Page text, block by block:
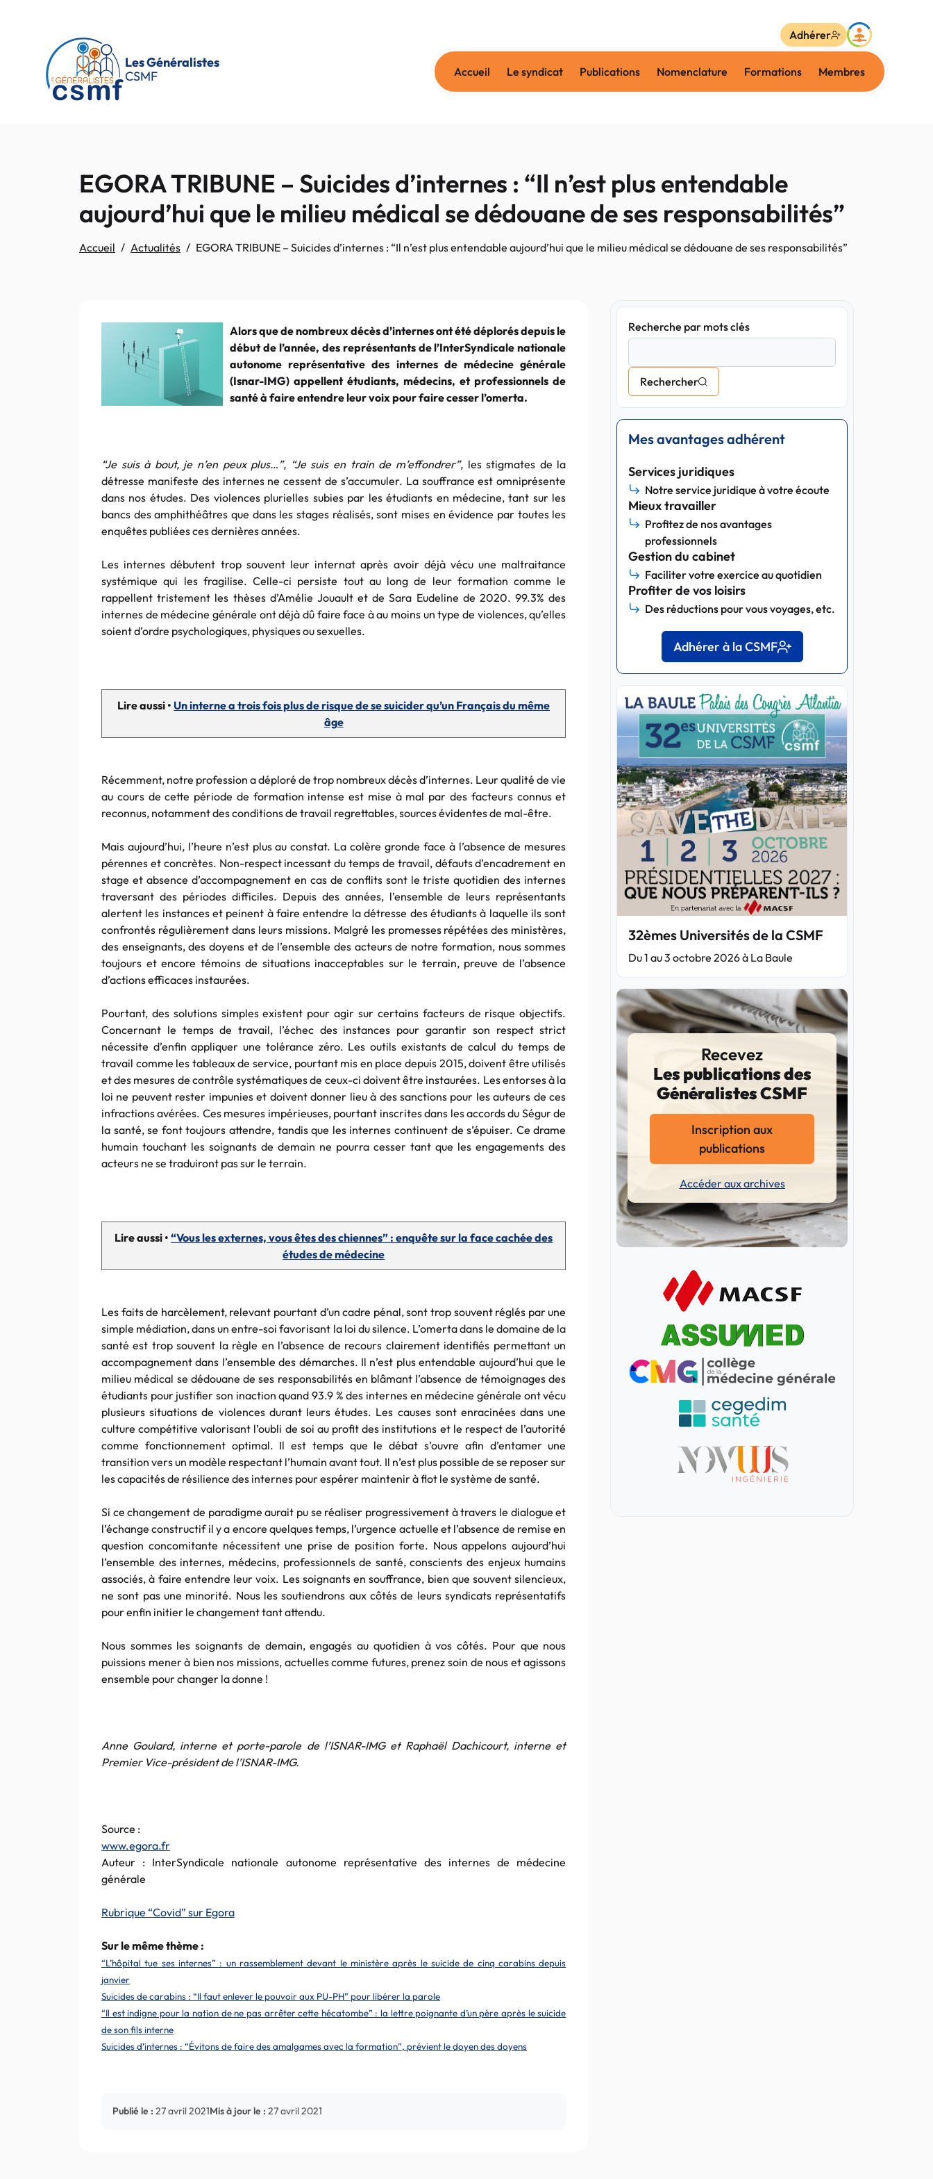
Les Généralistes
CSMF
Accueil Le syndicat Publications Nomenclature Formations Membres
Adhérer
EGORA TRIBUNE – Suicides d’internes : “Il n’est plus entendable
aujourd’hui que le milieu médical se dédouane de ses responsabilités”
Accueil Actualités EGORA TRIBUNE – Suicides d’internes : “Il n’est plus entendable aujourd’hui que le milieu médical se dédouane de ses responsabilités”
Alors que de nombreux décès d’internes ont été déplorés depuis le
début de l’année, des représentants de l’InterSyndicale nationale
autonome représentative des internes de médecine générale
(Isnar-IMG) appellent étudiants, médecins, et professionnels de
santé à faire entendre leur voix pour faire cesser l’omerta.
“Je suis à bout, je n’en peux plus…”, “Je suis en train de m’effondrer”, les stigmates de la
détresse manifeste des internes ne cessent de s’accumuler. La souffrance est omniprésente
dans nos études. Des violences plurielles subies par les étudiants en médecine, tant sur les
bancs des amphithéâtres que dans les stages réalisés, sont mises en évidence par toutes les
enquêtes publiées ces dernières années.
Les internes débutent trop souvent leur internat après avoir déjà vécu une maltraitance
systémique qui les fragilise. Celle-ci persiste tout au long de leur formation comme le
rappellent tristement les thèses d’Amélie Jouault et de Sara Eudeline de 2020. 99.3% des
internes de médecine générale ont déjà dû faire face à au moins un type de violences, qu’elles
soient d’ordre psychologiques, physiques ou sexuelles.
Lire aussi • Un interne a trois fois plus de risque de se suicider qu’un Français du même
âge
Récemment, notre profession a déploré de trop nombreux décès d’internes. Leur qualité de vie
au cours de cette période de formation intense est mise à mal par des facteurs connus et
reconnus, notamment des conditions de travail regrettables, sources évidentes de mal-être.
Mais aujourd’hui, l’heure n’est plus au constat. La colère gronde face à l’absence de mesures
pérennes et concrètes. Non-respect incessant du temps de travail, défauts d’encadrement en
stage et absence d’accompagnement en cas de conflits sont le triste quotidien des internes
traversant des périodes difficiles. Depuis des années, l’ensemble de leurs représentants
alertent les instances et peinent à faire entendre la détresse des étudiants à laquelle ils sont
confrontés régulièrement dans leurs missions. Malgré les promesses répétées des ministères,
des enseignants, des doyens et de l’ensemble des acteurs de notre formation, nous sommes
toujours et encore témoins de situations inacceptables sur le terrain, preuve de l’absence
d’actions efficaces instaurées.
Pourtant, des solutions simples existent pour agir sur certains facteurs de risque objectifs.
Concernant le temps de travail, l’échec des instances pour garantir son respect strict
nécessite d’enfin appliquer une tolérance zéro. Les outils existants de calcul du temps de
travail comme les tableaux de service, pourtant mis en place depuis 2015, doivent être utilisés
et des mesures de contrôle systématiques de ceux-ci doivent être instaurées. Les entorses à la
loi ne peuvent rester impunies et doivent donner lieu à des sanctions pour les auteurs de ces
infractions avérées. Ces mesures impérieuses, pourtant inscrites dans les accords du Ségur de
la santé, se font toujours attendre, tandis que les internes continuent de s’épuiser. Ce drame
humain touchant les soignants de demain ne pourra cesser tant que les engagements des
acteurs ne se traduiront pas sur le terrain.
Lire aussi •“Vous les externes, vous êtes des chiennes” : enquête sur la face cachée des
études de médecine
Les faits de harcèlement, relevant pourtant d’un cadre pénal, sont trop souvent réglés par une
simple médiation, dans un entre-soi favorisant la loi du silence. L’omerta dans le domaine de la
santé est trop souvent la règle en l’absence de recours clairement identifiés permettant un
accompagnement dans l’ensemble des démarches. Il n’est plus entendable aujourd’hui que le
milieu médical se dédouane de ses responsabilités en blâmant l’absence de témoignages des
étudiants pour justifier son inaction quand 93.9 % des internes en médecine générale ont vécu
plusieurs situations de violences durant leurs études. Les causes sont enracinées dans une
culture compétitive valorisant l’oubli de soi au profit des institutions et le respect de l’autorité
comme fonctionnement optimal. Il est temps que le débat s’ouvre afin d’entamer une
transition vers un modèle respectant l’humain avant tout. Il n’est plus possible de se reposer sur
les capacités de résilience des internes pour espérer maintenir à flot le système de santé.
Si ce changement de paradigme aurait pu se réaliser progressivement à travers le dialogue et
l’échange constructif il y a encore quelques temps, l’urgence actuelle et l’absence de remise en
question concomitante nécessitent une prise de position forte. Nous appelons aujourd’hui
l’ensemble des internes, médecins, professionnels de santé, conscients des enjeux humains
associés, à faire entendre leur voix. Les soignants en souffrance, bien que souvent silencieux,
ne sont pas une minorité. Nous les soutiendrons aux côtés de leurs syndicats représentatifs
pour enfin initier le changement tant attendu.
Nous sommes les soignants de demain, engagés au quotidien à vos côtés. Pour que nous
puissions mener à bien nos missions, actuelles comme futures, prenez soin de nous et agissons
ensemble pour changer la donne !
Anne Goulard, interne et porte-parole de l’ISNAR-IMG et Raphaël Dachicourt, interne et
Premier Vice-président de l’ISNAR-IMG.
Source :
www.egora.fr
Auteur : InterSyndicale nationale autonome représentative des internes de médecine
générale
Rubrique “Covid” sur Egora
Sur le même thème :
“L’hôpital tue ses internes” : un rassemblement devant le ministère après le suicide de cinq carabins depuis
janvier
Suicides de carabins : “Il faut enlever le pouvoir aux PU-PH” pour libérer la parole
“Il est indigne pour la nation de ne pas arrêter cette hécatombe” : la lettre poignante d’un père après le suicide
de son fils interne
Suicides d’internes : “Évitons de faire des amalgames avec la formation”, prévient le doyen des doyens
Publié le : 27 avril 2021Mis à jour le : 27 avril 2021
Recherche par mots clés
Rechercher
Mes avantages adhérent
Services juridiques
Notre service juridique à votre écoute
Mieux travailler
Profitez de nos avantages
professionnels
Gestion du cabinet
Faciliter votre exercice au quotidien
Profiter de vos loisirs
Des réductions pour vous voyages, etc.
Adhérer à la CSMF
32èmes Universités de la CSMF
Du 1 au 3 octobre 2026 à La Baule
Recevez
Les publications des
Généralistes CSMF
Inscription aux
publications
Accéder aux archives